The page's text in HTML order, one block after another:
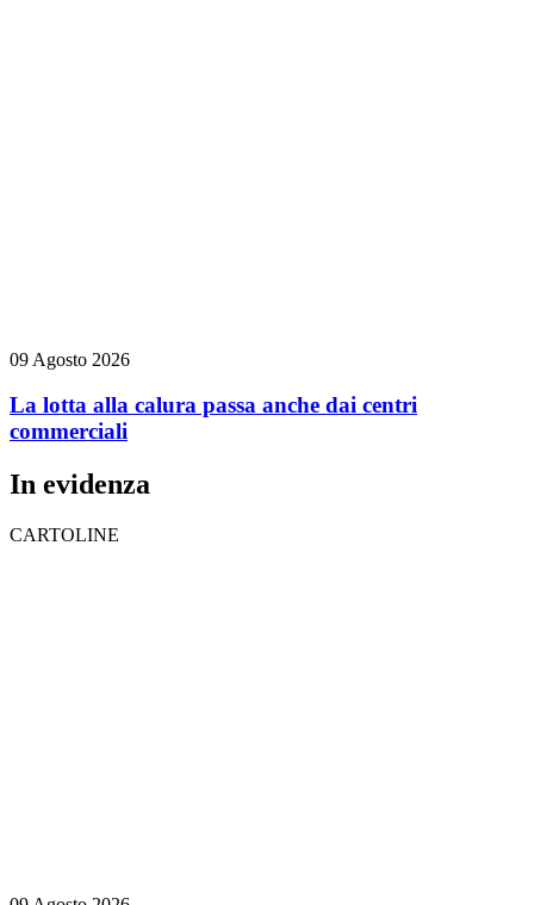
09 Agosto 2026
La lotta alla calura passa anche dai centri
commerciali
In evidenza
CARTOLINE